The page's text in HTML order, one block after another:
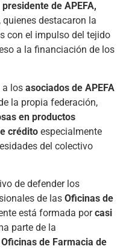
presidente de APEFA,
, quienes destacaron la
con el impulso del tejido
a la financiación de los
a los asociados de APEFA
la propia federación,
en productos
créditoespecialmente
del colectivo
de defender los
de las Oficinas de
está formada porcasi
parte de la
de Farmacia de